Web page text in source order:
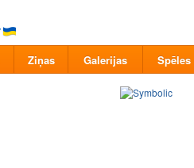
Ziņas Galerijas Spēles